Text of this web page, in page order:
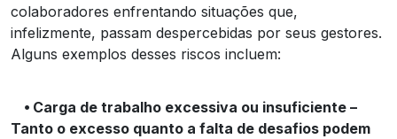
colaboradores enfrentando situações que,
infelizmente, passam despercebidas por seus gestores.
Alguns exemplos desses riscos incluem:
⦁ Carga de trabalho excessiva ou insuficiente –
Tanto o excesso quanto a falta de desafios podem